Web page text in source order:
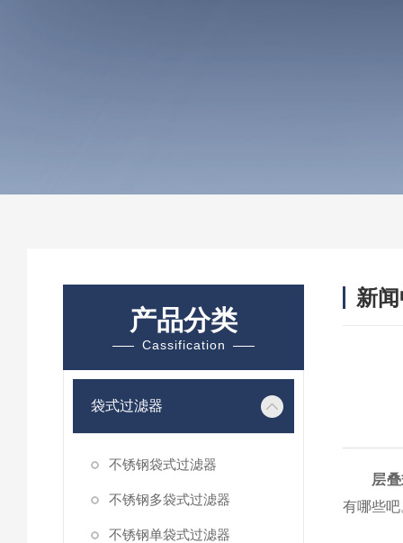
产品分类
Cassification
袋式过滤器
不锈钢袋式过滤器
不锈钢多袋式过滤器
不锈钢单袋式过滤器
新
层
有哪些吧